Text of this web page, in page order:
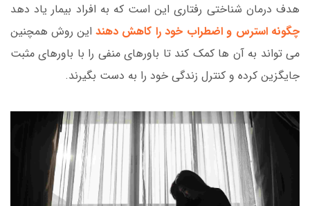
هدف درمان شناختی رفتاری این است که به افراد بیمار یاد دهد
چگونه استرس و اضطراب خود را کاهش دهند این روش همچنین
می تواند به آن ها کمک کند تا باورهای منفی را با باورهای مثبت
جایگزین کرده و کنترل زندگی خود را به دست بگیرند.